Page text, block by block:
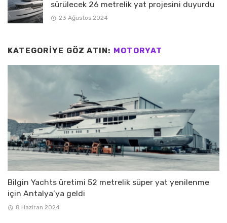
sürülecek 26 metrelik yat projesini duyurdu
23 Ağustos 2024
KATEGORIYE GÖZ ATIN: MOTORYAT
Bilgin Yachts üretimi 52 metrelik süper yat yenilenme
için Antalya’ya geldi
8 Haziran 2024